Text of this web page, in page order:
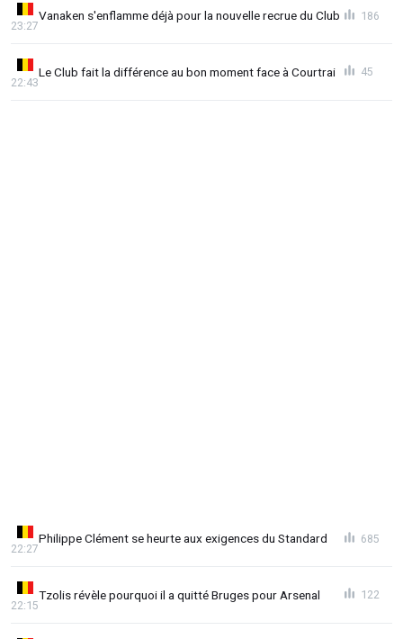
Vanaken s'enflamme déjà pour la nouvelle recrue du Club
23:27
186
Le Club fait la différence au bon moment face à Courtrai
22:43
45
Philippe Clément se heurte aux exigences du Standard
22:27
685
Tzolis révèle pourquoi il a quitté Bruges pour Arsenal
22:15
122